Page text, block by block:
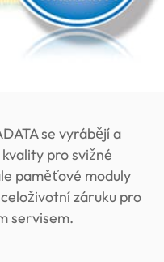
se vyrábějí a
pro svižné
paměťové moduly
záruku pro
servisem.